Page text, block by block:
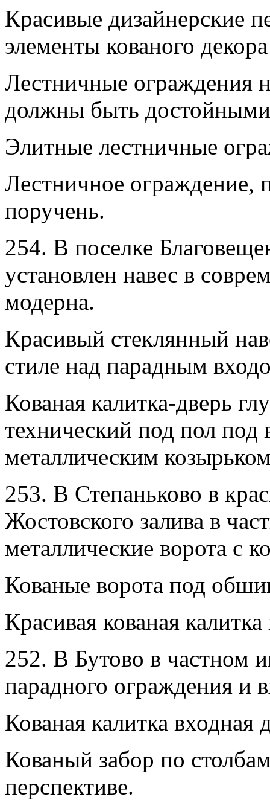
Красивые дизайнерские
элементы кованого
Лестничные ограждения
должны быть
Элитные лестничные
Лестничное ограждение,
поручень.
254. В поселке
установлен навес в
модерна.
Красивый стеклянный
стиле над парадным
Кованая калитка-дверь
технический под пол под
металлическим
253. В Степаньково в
Жостовского залива в
металлические ворота с
Кованые ворота под
Красивая кованая
252. В Бутово в частном
парадного ограждения и
Кованая калитка входная
Кованый забор по
перспективе.